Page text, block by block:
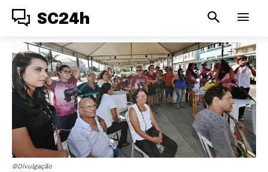
SC24h
©Divulgação